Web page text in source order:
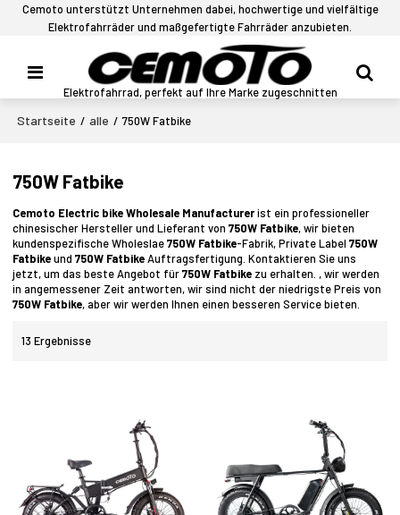
Cemoto unterstützt Unternehmen dabei, hochwertige und vielfältige
Elektrofahrräder und maßgefertigte Fahrräder anzubieten.
Elektrofahrrad, perfekt auf Ihre Marke zugeschnitten
Startseite / alle / 750W Fatbike
750W Fatbike
Cemoto Electric bike Wholesale Manufacturerist ein professioneller
chinesischer Hersteller und Lieferant von750W Fatbike, wir bieten
kundenspezifische Wholeslae750W Fatbike-Fabrik, Private Label750W
Fatbikeund750W FatbikeAuftragsfertigung. Kontaktieren Sie uns
jetzt, um das beste Angebot für750W Fatbike zu erhalten. , wir werden
in angemessener Zeit antworten, wir sind nicht der niedrigste Preis von
750W Fatbike, aber wir werden Ihnen einen besseren Service bieten.
13 Ergebnisse